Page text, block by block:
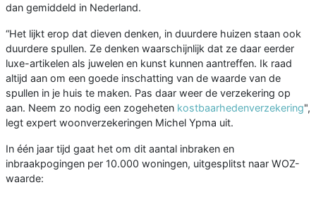
dan gemiddeld in Nederland.
“Het lijkt erop dat dieven denken, in duurdere huizen staan ook
duurdere spullen. Ze denken waarschijnlijk dat ze daar eerder
luxe-artikelen als juwelen en kunst kunnen aantreffen. Ik raad
altijd aan om een goede inschatting van de waarde van de
spullen in je huis te maken. Pas daar weer de verzekering op
aan. Neem zo nodig een zogeheten kostbaarhedenverzekering",
legt expert woonverzekeringen Michel Ypma uit.
In één jaar tijd gaat het om dit aantal inbraken en
inbraakpogingen per 10.000 woningen, uitgesplitst naar WOZ-
waarde: